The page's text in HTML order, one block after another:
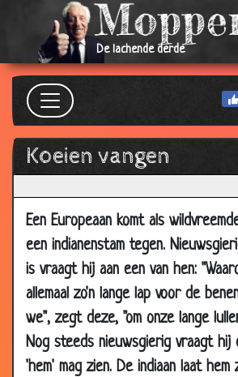
De lachende derde
Koeien vangen
Een Europeaan komt als
een indianenstam tegen.
is vraagt hij aan een van hen:
allemaal zo'n lange lap voor de
we", zegt deze, "om onze lange
Nog steeds nieuwsgierig vraagt hij
'hem' mag zien. De indiaan laat hem
2002
Huwlijkse voorwaarden
18 Jan
2002
Nieuwsgierig
16 Jan
2002
16 Jan
2002
Ongesteld of niet
14 Jan
2002
De Kakkedorus
13 Jan
2002
Magneetje
09 Jan
2002
Werkdruk in de zorg
09 Jan
2002
(b)engeltje